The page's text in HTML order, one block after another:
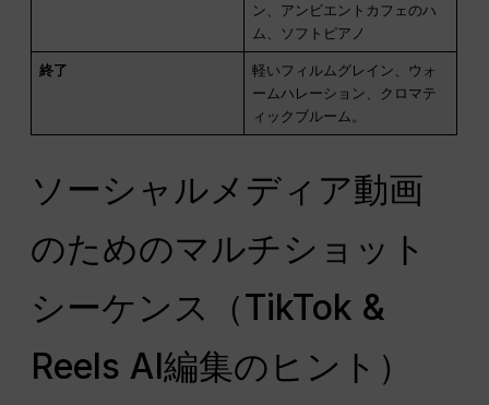
ン、アンビエントカフェのハ
ム、ソフトピアノ
終了
軽いフィルムグレイン、ウォ
ームハレーション、クロマテ
ィックブルーム。
ソーシャルメディア動画
のためのマルチショット
シーケンス（TikTok &
Reels AI編集のヒント）